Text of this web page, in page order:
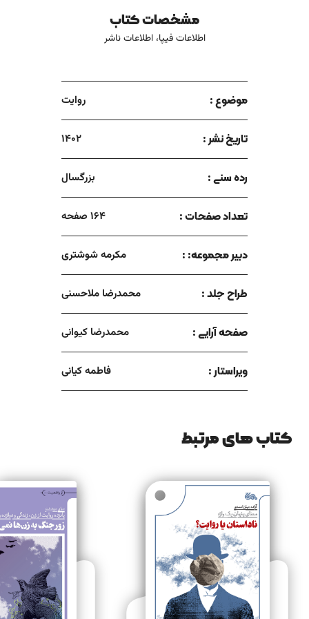
مشخصات کتاب
اطلاعات فیپا، اطلاعات ناشر
موضوع : روایت
تاریخ نشر : 1402
رده سنی : بزرگسال
تعداد صفحات : 164 صفحه
دبیر مجموعه: : مکرمه شوشتری
طراح جلد : محمدرضا ملاحسنی
صفحه آرایی : محمدرضا کیوانی
ویراستار : فاطمه کیانی
کتاب های مرتبط